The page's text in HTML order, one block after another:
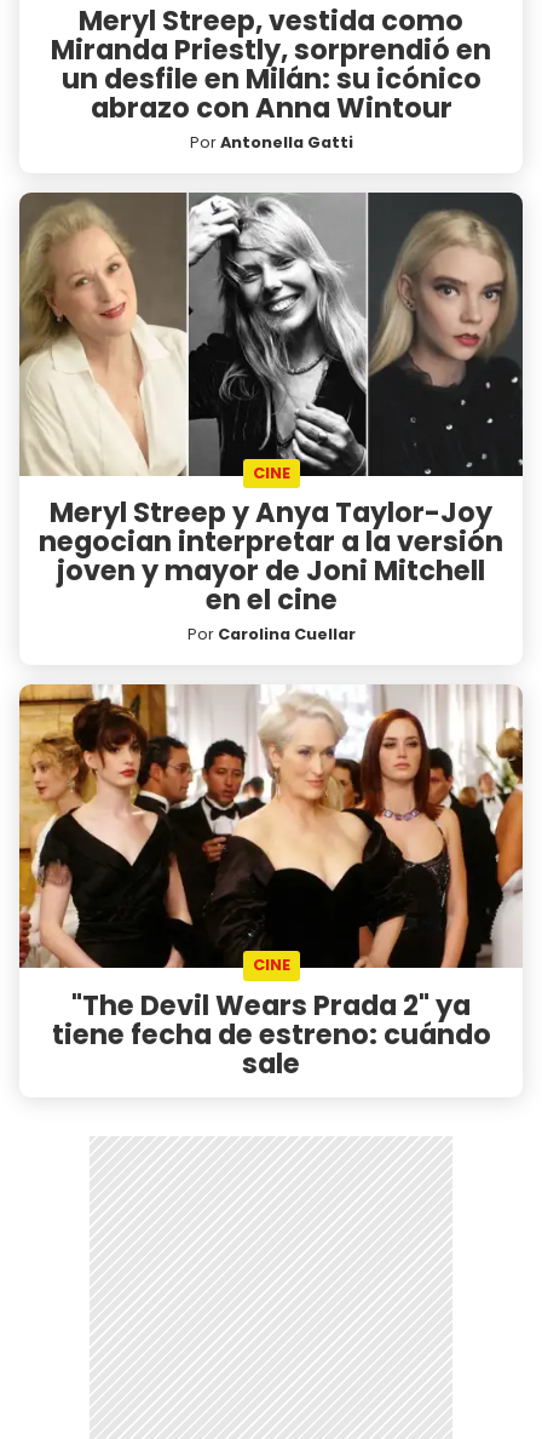
Meryl Streep, vestida como
Miranda Priestly, sorprendió en
un desfile en Milán: su icónico
abrazo con Anna Wintour
PorAntonella Gatti
CINE
Meryl Streep y Anya Taylor-Joy
negocian interpretar a la versión
joven y mayor de Joni Mitchell
en el cine
Por Carolina Cuellar
CINE
"The Devil Wears Prada 2" ya
tiene fecha de estreno: cuándo
sale